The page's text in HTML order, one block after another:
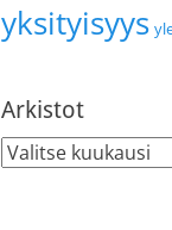
yksityisyys
Arkistot
Arkistot